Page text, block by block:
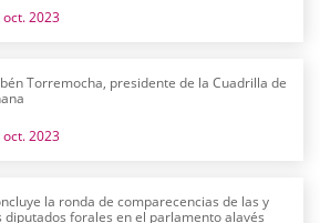
oct. 2023
Torremocha, presidente de la Cuadrilla de
oct. 2023
la ronda de comparecencias de las y
diputados forales en el parlamento alavés